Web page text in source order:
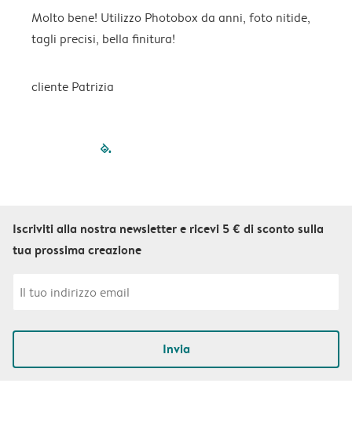
Molto bene! Utilizzo Photobox da anni, foto nitide,
tagli precisi, bella finitura!
cliente Patrizia
filled-pagination
Iscriviti alla nostra newsletter e ricevi 5 € di sconto sulla
tua prossima creazione
Invia